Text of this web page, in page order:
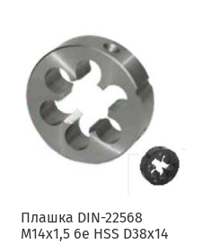
Плашка DIN-22568
M14x1,5 6e HSS D38x14